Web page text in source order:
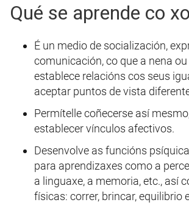
Qué se aprende co
É un medio de socialización,
comunicación, co que a nena
establece relacións cos seus
aceptar puntos de vista
Permítelle coñecerse así
establecer vínculos afectivos.
Desenvolve as funcións
para aprendizaxes como a
a linguaxe, a memoria, etc., así
físicas: correr, brincar, equilibrio